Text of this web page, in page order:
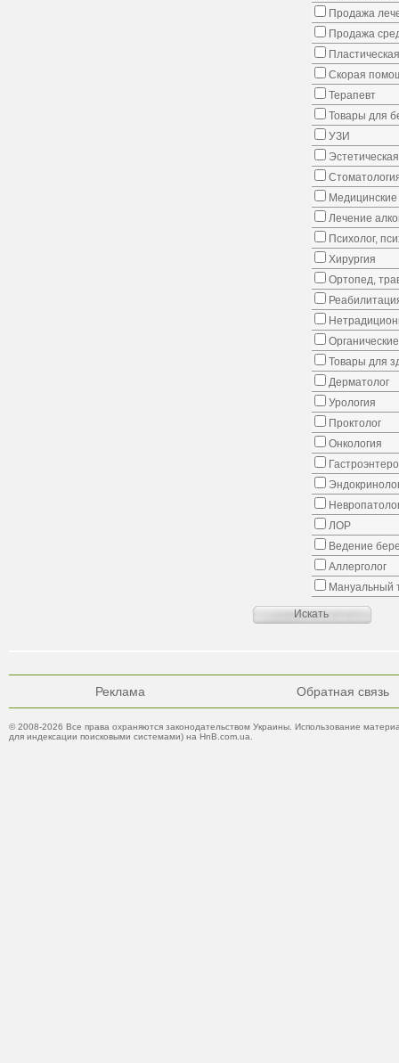
Продажа
Продажа
Скорая
Терапевт
Товары для
УЗИ
Медицинские
Лечение
Психолог,
Хирургия
Ортопед,
Товары для
Дерматолог
Урология
Проктолог
Онкология
ЛОР
Ведение
Аллерголог
Мануальный
Реклама Обратная связь
© 2008-2026 Все права охраняются законодательством Украины. Использование
для индексации поисковыми системами) на HnB.com.ua.